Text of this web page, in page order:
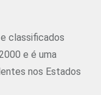
classificados
e é uma
nos Estados